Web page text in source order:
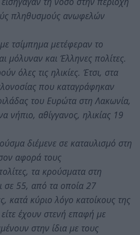
πληθυσμούς ανωφελών
τσίμπημα μετέφεραν το
μόλυναν και Έλληνες πολίτες.
όλες τις ηλικίες. Έτσι, στα
που καταγράφηκαν
του Ευρώτα στη Λακωνία,
νήπιο, αθίγγανος, ηλικίας 19
διέμενε σε καταυλισμό στη
αφορά τους
τα κρούσματα στη
σε 55, από τα οποία 27
κατά κύριο λόγο κατοίκους της
έχουν στενή επαφή με
στην ίδια με τους